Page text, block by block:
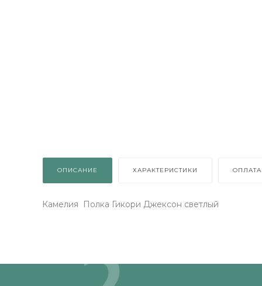
ОПИСАНИЕ ХАРАКТЕРИСТИКИ ОПЛАТА
Камелия Полка Гикори Джексон светлый